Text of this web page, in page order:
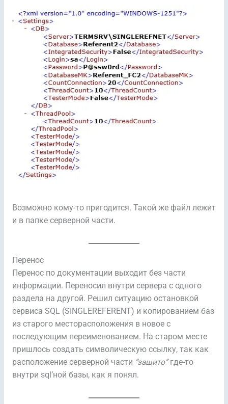
Возможно кому-то пригодится. Такой же файл лежит
и в папке серверной части.
Перенос
Перенос по документации выходит без части
информации. Переносил внутри сервера с одного
раздела на другой. Решил ситуацию остановкой
сервиса SQL (SINGLEREFERENT) и копированием баз
из старого месторасположения в новое с
последующим переименованием. На старом месте
пришлось создать символическую ссылку, так как
расположение серверной части “зашито”где-то
внутри sql’ной базы, как я понял.